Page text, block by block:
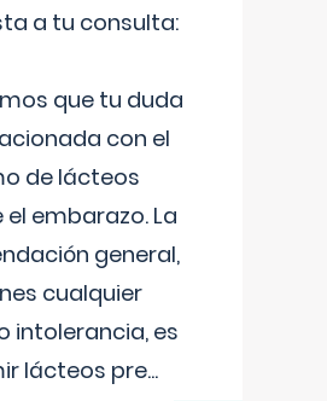
a tu consulta:
que tu duda
con el
de lácteos
embarazo. La
general,
cualquier
intolerancia, es
lácteos pre...